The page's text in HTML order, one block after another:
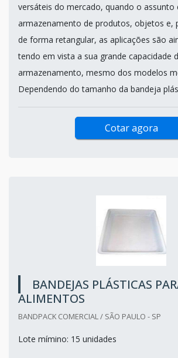
versáteis do mercado, quando o assunto
armazenamento de produtos, objetos e,
de forma retangular, as aplicações são
tendo em vista a sua grande capacidade
armazenamento, mesmo dos modelos
Dependendo do tamanho da bandeja
Cotar agora
BANDEJAS PLÁSTICAS
ALIMENTOS
BANDPACK COMERCIAL / SÃO PAULO - SP
Lote mímino: 15 unidades